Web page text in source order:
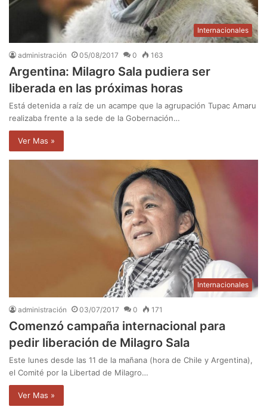
Internacionales
administración 05/08/2017 0 163
Argentina: Milagro Sala pudiera ser
liberada en las próximas horas
Está detenida a raíz de un acampe que la agrupación Tupac Amaru
realizaba frente a la sede de la Gobernación…
Ver Mas »
Internacionales
administración 03/07/2017 0 171
Comenzó campaña internacional para
pedir liberación de Milagro Sala
Este lunes desde las 11 de la mañana (hora de Chile y Argentina),
el Comité por la Libertad de Milagro…
Ver Mas »